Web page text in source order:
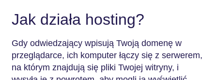
Jak działa hosting?
Gdy odwiedzający wpisują Twoją domenę w
przeglądarce, ich komputer łączy się z serwerem,
na którym znajdują się pliki Twojej witryny, i